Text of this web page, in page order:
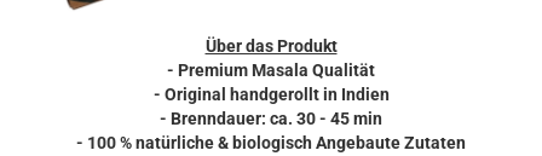
Über das Produkt
- Premium Masala Qualität
- Original handgerollt in Indien
- Brenndauer: ca. 30 - 45 min
- 100 % natürliche & biologisch Angebaute Zutaten